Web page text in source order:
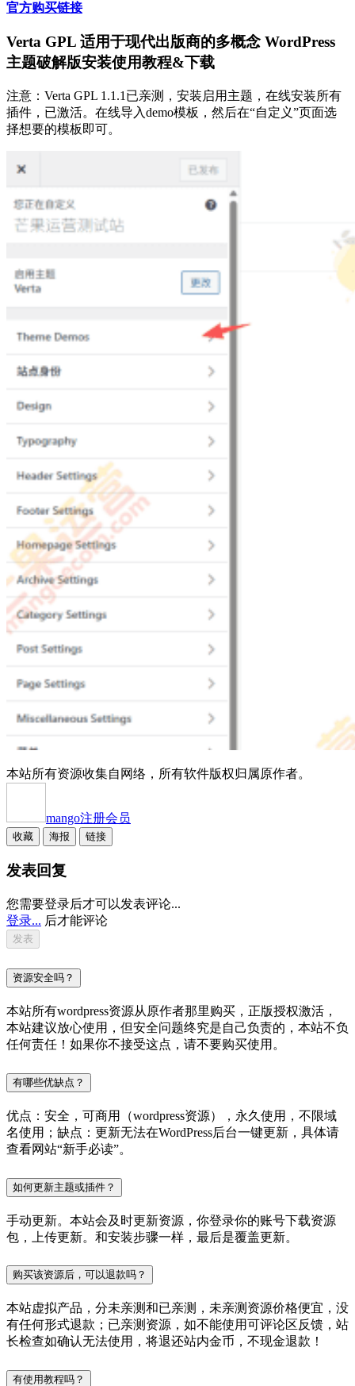
官方购买链接
Verta GPL 适用于现代出版商的多概念 WordPress
主题破解版安装使用教程&下载
注意：Verta GPL 1.1.1已亲测，安装启用主题，在线安装所有
插件，已激活。在线导入demo模板，然后在“自定义”页面选
择想要的模板即可。
本站所有资源收集自网络，所有软件版权归属原作者。
mango注册会员
收藏 海报 链接
发表回复
您需要登录后才可以发表评论...
登录... 后才能评论
资源安全吗？
本站所有wordpress资源从原作者那里购买，正版授权激活，
本站建议放心使用，但安全问题终究是自己负责的，本站不负
任何责任！如果你不接受这点，请不要购买使用。
有哪些优缺点？
优点：安全，可商用（wordpress资源），永久使用，不限域
名使用；缺点：更新无法在WordPress后台一键更新，具体请
查看网站“新手必读”。
如何更新主题或插件？
手动更新。本站会及时更新资源，你登录你的账号下载资源
包，上传更新。和安装步骤一样，最后是覆盖更新。
购买该资源后，可以退款吗？
本站虚拟产品，分未亲测和已亲测，未亲测资源价格便宜，没
有任何形式退款；已亲测资源，如不能使用可评论区反馈，站
长检查如确认无法使用，将退还站内金币，不现金退款！
有使用教程吗？